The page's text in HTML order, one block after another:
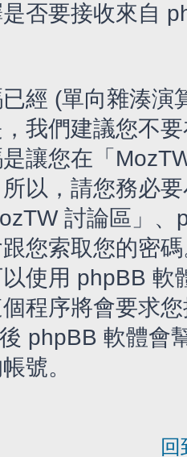
否要接收來自
經 (單向雜湊演
我們建議您不
讓您在「
以，請您務必
討論區」
跟您索取您的密
使用 phpBB 軟
程序將會要求
phpBB 軟體會
號。